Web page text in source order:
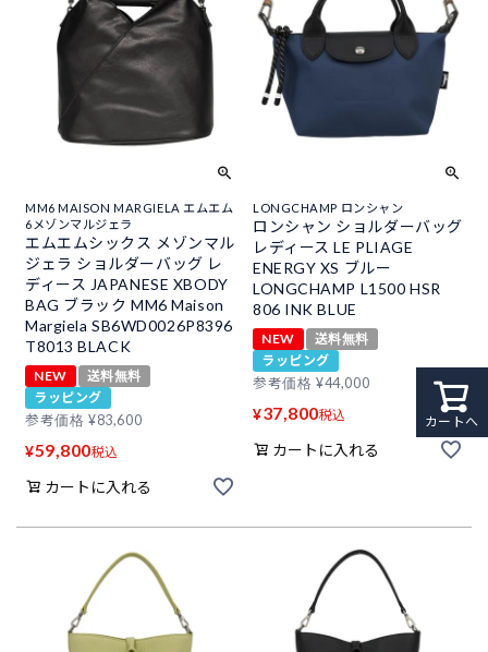
MM6 MAISON MARGIELA エムエム
6メゾンマルジェラ
エムエムシックス メゾンマル
ジェラ ショルダーバッグ レ
ディース JAPANESE XBODY
BAG ブラック MM6 Maison
Margiela SB6WD0026P8396
T8013 BLACK
NEW
送料無料
ラッピング
参考価格 ¥83,600
¥59,800税込
カートに入れる
LONGCHAMP ロンシャン
ロンシャン ショルダーバッグ
レディース LE PLIAGE
ENERGY XS ブルー
LONGCHAMP L1500 HSR
806 INK BLUE
NEW
送料無料
ラッピング
参考価格 ¥44,000
¥37,800税込
カートに入れる
カートへ